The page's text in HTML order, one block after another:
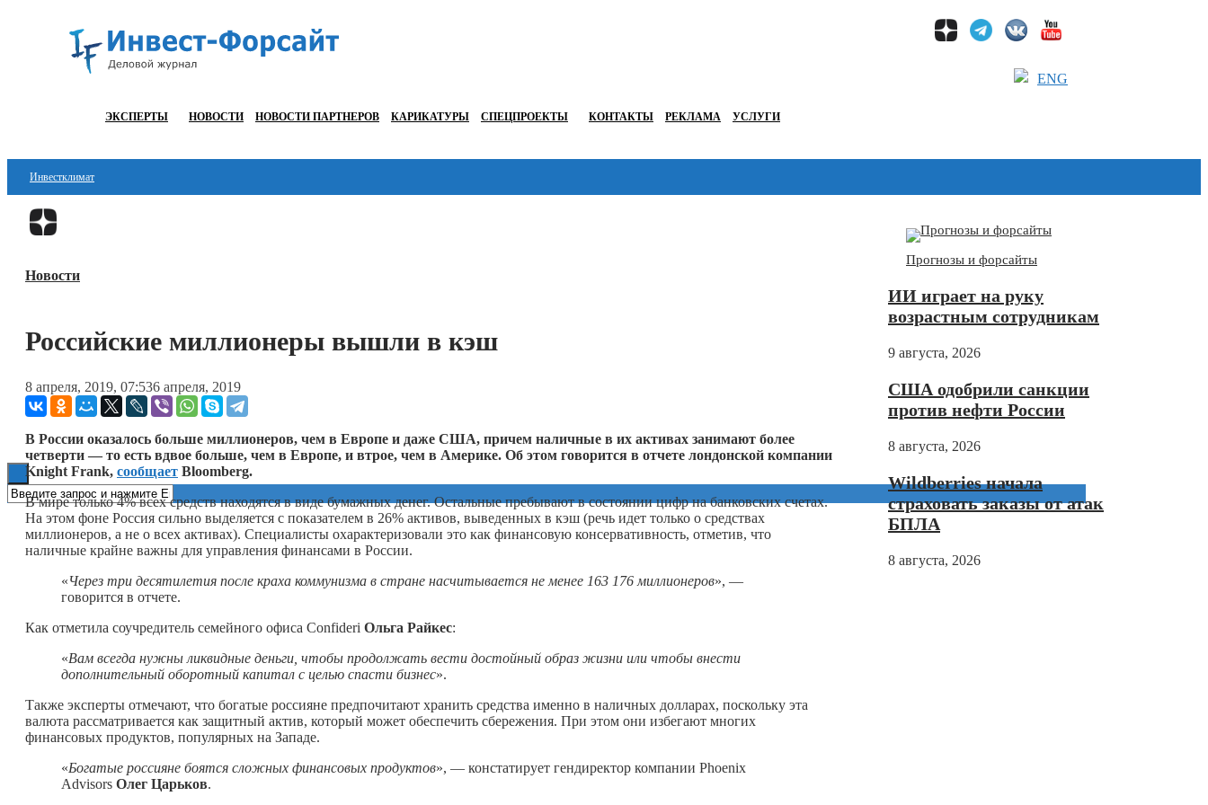
ENG
ЭКСПЕРТЫ НОВОСТИ НОВОСТИ ПАРТНЕРОВ КАРИКАТУРЫ СПЕЦПРОЕКТЫ КОНТАКТЫ РЕКЛАМА УСЛУГИ
Инвестклимат
Финансы
Блокчейн
ESG
Новости
Российские миллионеры вышли в кэш
8 апреля, 2019, 07:536 апреля, 2019
В России оказалось больше миллионеров, чем в Европе и даже США, причем наличные в их активах занимают более
четверти — то есть вдвое больше, чем в Европе, и втрое, чем в Америке. Об этом говорится в отчете лондонской компании
Knight Frank, сообщает Bloomberg.
В мире только 4% всех средств находятся в виде бумажных денег. Остальные пребывают в состоянии цифр на банковских счетах.
На этом фоне Россия сильно выделяется с показателем в 26% активов, выведенных в кэш (речь идет только о средствах
миллионеров, а не о всех активах). Специалисты охарактеризовали это как финансовую консервативность, отметив, что
наличные крайне важны для управления финансами в России.
«Через три десятилетия после краха коммунизма в стране насчитывается не менее 163 176 миллионеров», —
говорится в отчете.
Как отметила соучредитель семейного офиса Confideri Ольга Райкес:
«Вам всегда нужны ликвидные деньги, чтобы продолжать вести достойный образ жизни или чтобы внести
дополнительный оборотный капитал с целью спасти бизнес».
Также эксперты отмечают, что богатые россияне предпочитают хранить средства именно в наличных долларах, поскольку эта
валюта рассматривается как защитный актив, который может обеспечить сбережения. При этом они избегают многих
финансовых продуктов, популярных на Западе.
«Богатые россияне боятся сложных финансовых продуктов», — констатирует гендиректор компании Phoenix
Advisors Олег Царьков.
Прогнозы и форсайты
ИИ играет на руку
возрастным сотрудникам
9 августа, 2026
США одобрили санкции
против нефти России
8 августа, 2026
Wildberries начала
страховать заказы от атак
БПЛА
8 августа, 2026